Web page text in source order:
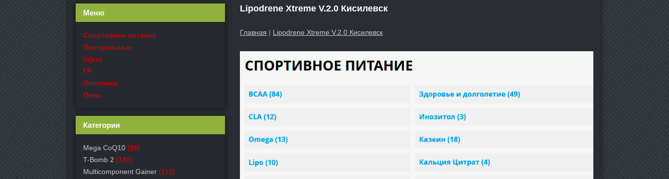
Lipodrene Xtreme V.2.0 Кисилевск
Главная | Lipodrene Xtreme V.2.0 Кисилевск
Меню
Спортивное питание
Пероральные
Inject
ГР
Липолики
Пепы
Категории
Mega CoQ10 (90)
T-Bomb 2 (130)
Multicomponent Gainer (112)